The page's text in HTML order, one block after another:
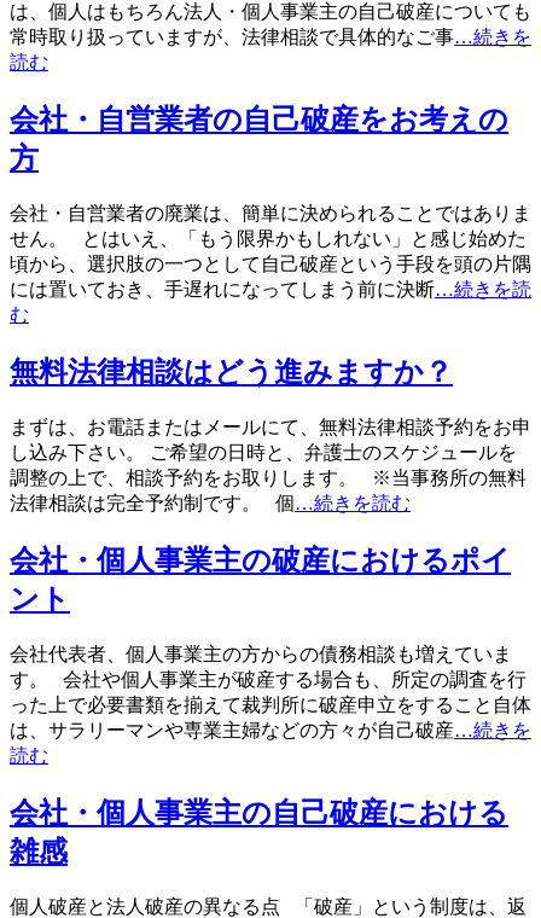
は、個人はもちろん法人・個人事業主の自己破産についても
常時取り扱っていますが、法律相談で具体的なご事…続きを
読む
会社・自営業者の自己破産をお考えの
方
会社・自営業者の廃業は、簡単に決められることではありま
せん。 とはいえ、「もう限界かもしれない」と感じ始めた
頃から、選択肢の一つとして自己破産という手段を頭の片隅
には置いておき、手遅れになってしまう前に決断…続きを読
む
無料法律相談はどう進みますか？
まずは、お電話またはメールにて、無料法律相談予約をお申
し込み下さい。 ご希望の日時と、弁護士のスケジュールを
調整の上で、相談予約をお取りします。 ※当事務所の無料
法律相談は完全予約制です。 個…続きを読む
会社・個人事業主の破産におけるポイ
ント
会社代表者、個人事業主の方からの債務相談も増えていま
す。 会社や個人事業主が破産する場合も、所定の調査を行
った上で必要書類を揃えて裁判所に破産申立をすること自体
は、サラリーマンや専業主婦などの方々が自己破産…続きを
読む
会社・個人事業主の自己破産における
雑感
個人破産と法人破産の異なる点 「破産」という制度は、返